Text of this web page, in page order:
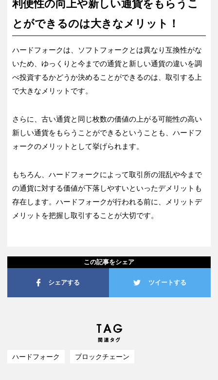
利便性の向上や新しい通貨をもらうこ
とができるのは大きなメリット！
ハードフォークは、ソフトフォークとは異なり互換性がな
いため、ゆっくりと今までの通貨と新しい通貨の違いを調
べ投資するかどうか決めることができるのは、取引する上
で大きなメリットです。
さらに、古い通貨と同じ枚数の価値の上がる可能性の高い
新しい通貨をもらうことができるということも、ハードフ
ォークのメリットとして挙げられます。
もちろん、ハードフォークによって取引所の混乱や今まで
の通貨に対する価値が下落しやすいといったデメリットも
存在します。ハードフォークが行われる前に、メリットデ
メリットを把握し取引することが大切です。
この記事をシェア
シェアする ツイートする
ハードフォーク ブロックチェーン